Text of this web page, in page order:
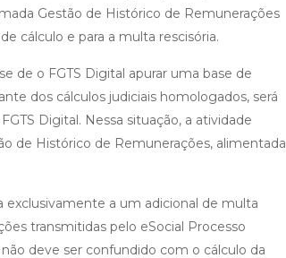
Gestão de Histórico de Remunerações
cálculo e para a multa rescisória.
de o FGTS Digital apurar uma base de
dos cálculos judiciais homologados, será
Digital. Nessa situação, a atividade
de Histórico de Remunerações, alimentada
exclusivamente a um adicional de multa
transmitidas pelo eSocial Processo
deve ser confundido com o cálculo da